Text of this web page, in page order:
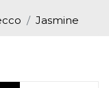
Jasmine